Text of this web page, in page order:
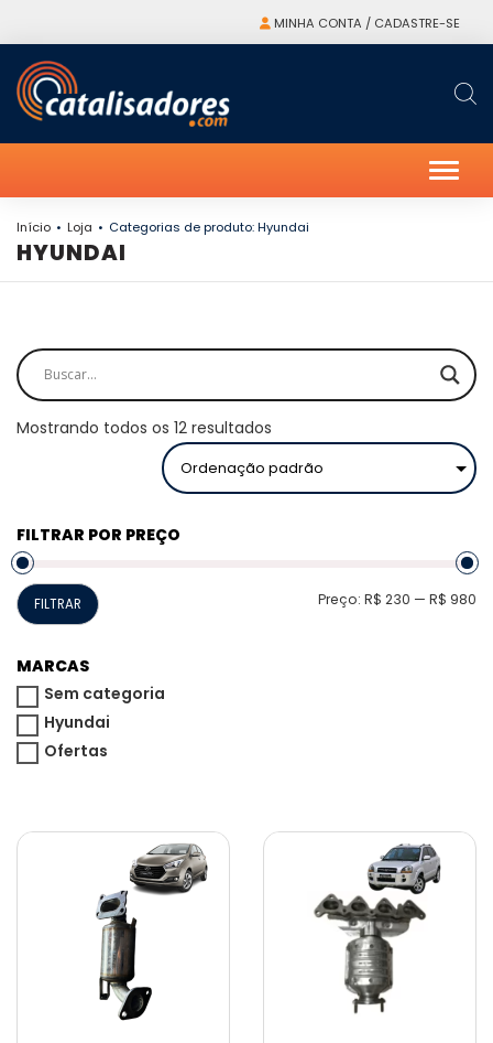
MINHA CONTA / CADASTRE-SE
Início Loja Categorias de produto: Hyundai
HYUNDAI
Mostrando todos os 12 resultados
FILTRAR POR PREÇO
FILTRAR Preço: R$ 230 — R$ 980
MARCAS
Sem categoria
Hyundai
Ofertas